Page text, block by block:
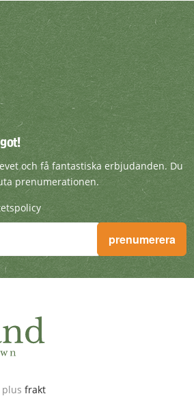
och få
och få fantastiska erbjudanden. Du
prenumerationen.
och få fantastiska erbjudanden.
prenumerera
frakt